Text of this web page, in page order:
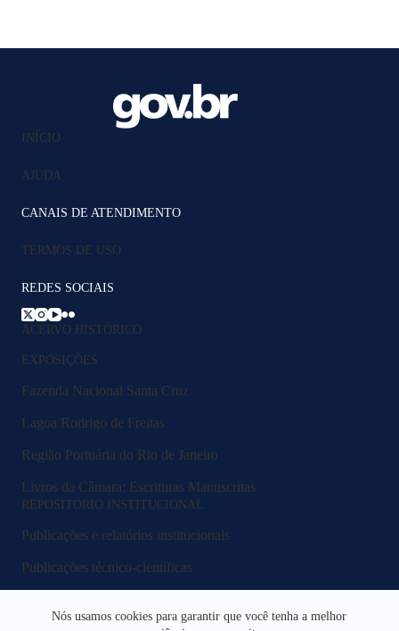
Nós usamos cookies para garantir que você tenha a melhor
INÍCIO
AJUDA
CANAIS DE ATENDIMENTO
TERMOS DE USO
REDES SOCIAIS
ACERVO HISTÓRICO
EXPOSIÇÕES
Fazenda Nacional Santa Cruz
Lagoa Rodrigo de Freitas
Região Portuária do Rio de Janeiro
Livros da Câmara: Escrituras Manuscritas
REPOSITÓRIO INSTITUCIONAL
Publicações e relatórios institucionais
Publicações técnico-científicas